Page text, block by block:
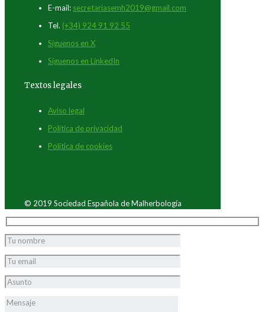
E-mail: secretariasemh2019@gmail.com
Tel. (+34) 924 91 92 55
Síguenos en X
Síguenos en LinkedIn
Textos legales
Aviso legal
Política de privacidad
Política de cookies
© 2019 Sociedad Española de Malherbología